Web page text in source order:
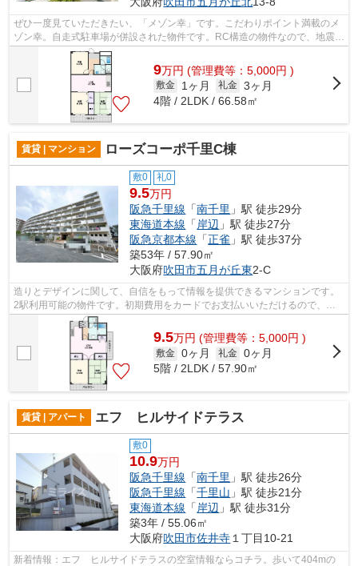
ぜひ一度見ていただきたい、「メゾン幸」です。こだわりポイント満載のメ
ゾン幸。自走式駐車場が併設された物件です。RC構造の物件なので、地震や
騒音の対策にも優れていますよ。ミラ...
9万円 (管理費等：5,000円 )
敷金 1ヶ月 礼金 3ヶ月
4階 / 2LDK / 66.58㎡
賃貸 | マンション ローズコーポ千里C棟
敷0 礼0
9.5万円
阪急千里線 「南千里 」駅 徒歩29分
東海道本線 「 岸辺 」駅 徒歩27分
阪急京都本線 「正雀 」駅 徒歩37分
築53年 / 57.90㎡
大阪府吹田市五月が丘東2-C
造りとデザインに関して、自信をもって情報を提供できるマンションです。
2駅利用可能の物件です。初期費用をカードでお支払いいただけるので、カ
ードで決済したい方にもおすすめです。...
9.5万円 (管理費等：5,000円 )
敷金 0ヶ月 礼金 0ヶ月
5階 / 2LDK / 57.90㎡
賃貸 | アパート エフ ヒルサイドテラス
敷0
10.9万円
阪急千里線 「南千里 」駅 徒歩26分
阪急千里線 「千里山 」駅 徒歩21分
東海道本線 「岸辺 」駅 徒歩31分
築3年 / 55.06㎡
大阪府吹田市佐井寺 １丁目10-21
新着情報：エフ ヒルサイドテラスの空室情報ならコチラ。歩いて404mの